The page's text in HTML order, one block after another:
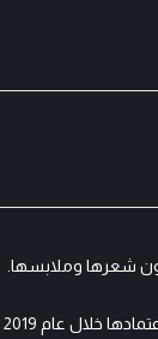
شعرها وملابسها.